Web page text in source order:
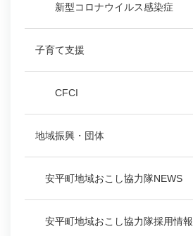
新型コロナウイルス感染症
子育て支援
CFCI
地域振興・団体
安平町地域おこし協力隊NEWS
安平町地域おこし協力隊採用情報